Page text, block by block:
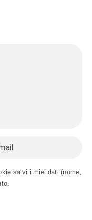
salvi i miei dati (nome,